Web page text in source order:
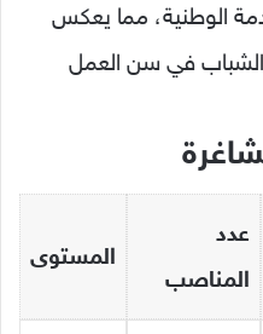
الوطنية، مما يعكس
في سن العمل
عدد
المناصب
المستوى